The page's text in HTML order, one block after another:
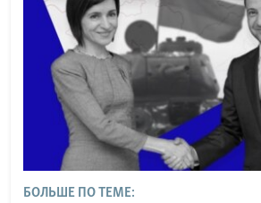
БОЛЬШЕ ПО ТЕМЕ: